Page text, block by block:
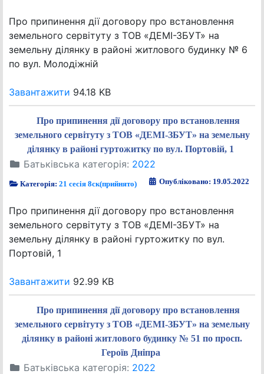
Про припинення дії договору про встановлення
земельного сервітуту з ТОВ «ДЕМІ-ЗБУТ» на
земельну ділянку в районі житлового будинку № 6
по вул. Молодіжній
Завантажити 94.18 KB
Про припинення дії договору про встановлення
земельного сервітуту з ТОВ «ДЕМІ-ЗБУТ» на земельну
ділянку в районі гуртожитку по вул. Портовій, 1
Батьківська категорія: 2022
Категорія:21 сесія 8ск(прийнято) Опубліковано: 19.05.2022
Про припинення дії договору про встановлення
земельного сервітуту з ТОВ «ДЕМІ-ЗБУТ» на
земельну ділянку в районі гуртожитку по вул.
Портовій, 1
Завантажити 92.99 KB
Про припинення дії договору про встановлення
земельного сервітуту з ТОВ «ДЕМІ-ЗБУТ» на земельну
ділянку в районі житлового будинку № 51 по просп.
Героїв Дніпра
Батьківська категорія: 2022